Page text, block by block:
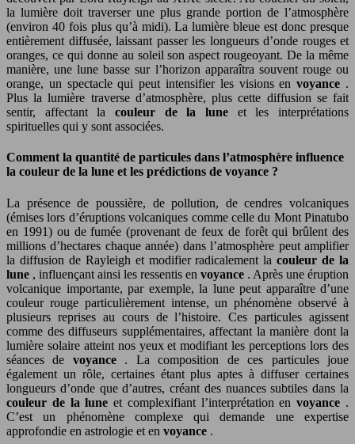
la lumière doit traverser une plus grande portion de l’atmosphère
(environ 40 fois plus qu’à midi). La lumière bleue est donc presque
entièrement diffusée, laissant passer les longueurs d’onde rouges et
oranges, ce qui donne au soleil son aspect rougeoyant. De la même
manière, une lune basse sur l’horizon apparaîtra souvent rouge ou
orange, un spectacle qui peut intensifier les visions envoyance .
Plus la lumière traverse d’atmosphère, plus cette diffusion se fait
sentir, affectant la couleur de la lune et les interprétations
spirituelles qui y sont associées.
Comment la quantité de particules dans l’atmosphère influence
la couleur de la lune et les prédictions de voyance ?
La présence de poussière, de pollution, de cendres volcaniques
(émises lors d’éruptions volcaniques comme celle du Mont Pinatubo
en 1991) ou de fumée (provenant de feux de forêt qui brûlent des
millions d’hectares chaque année) dans l’atmosphère peut amplifier
la diffusion de Rayleigh et modifier radicalement lacouleur de la
lune , influençant ainsi les ressentis en voyance . Après une éruption
volcanique importante, par exemple, la lune peut apparaître d’une
couleur rouge particulièrement intense, un phénomène observé à
plusieurs reprises au cours de l’histoire. Ces particules agissent
comme des diffuseurs supplémentaires, affectant la manière dont la
lumière solaire atteint nos yeux et modifiant les perceptions lors des
séances de voyance . La composition de ces particules joue
également un rôle, certaines étant plus aptes à diffuser certaines
longueurs d’onde que d’autres, créant des nuances subtiles dans la
couleur de la luneet complexifiant l’interprétation envoyance .
C’est un phénomène complexe qui demande une expertise
approfondie en astrologie et en voyance .